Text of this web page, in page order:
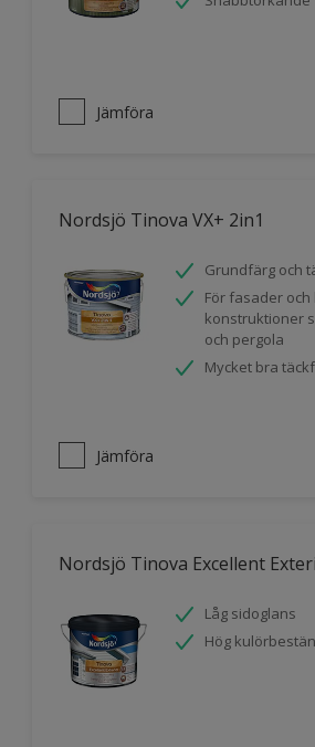
Jämföra
Nordsjö Tinova VX+ 2in1
Grundfärg och
För fasader och
konstruktioner
och pergola
Mycket bra
Jämföra
Nordsjö Tinova Excellent
Låg sidoglans
Hög